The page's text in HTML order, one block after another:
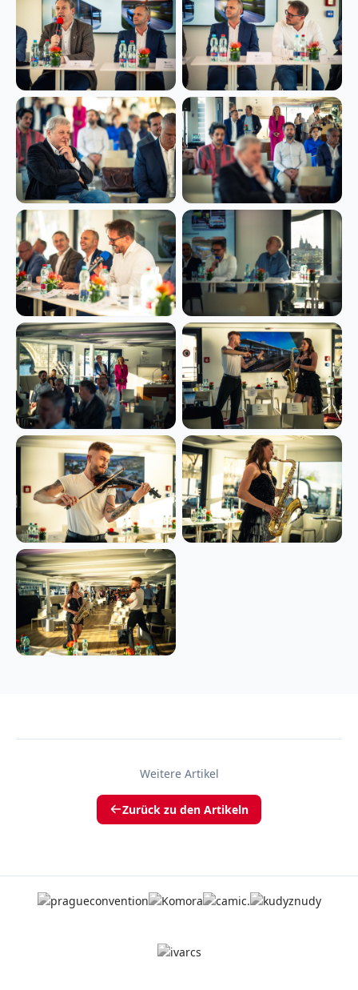
Weitere Artikel
Zurück zu den Artikeln